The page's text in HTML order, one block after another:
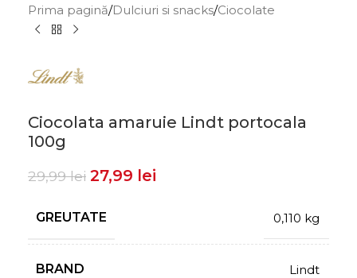
Prima pagină/Dulciuri si snacks/Ciocolate
Ciocolata amaruie Lindt portocala
100g
29,99lei 27,99 lei
GREUTATE 0,110 kg
BRAND Lindt